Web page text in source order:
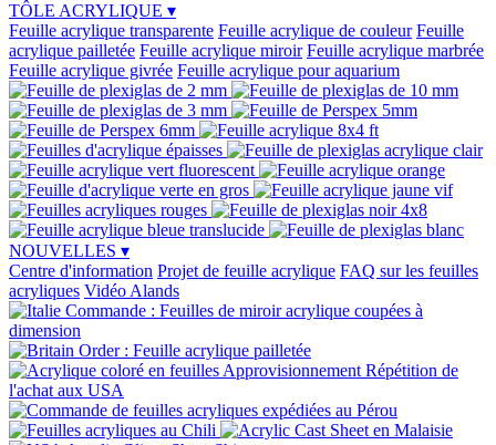
TÔLE ACRYLIQUE ▾
Feuille acrylique transparente Feuille acrylique de couleur Feuille
acrylique pailletée Feuille acrylique miroir Feuille acrylique marbrée
Feuille acrylique givrée Feuille acrylique pour aquarium
NOUVELLES ▾
Centre d'information Projet de feuille acrylique FAQ sur les feuilles
acryliques Vidéo Alands